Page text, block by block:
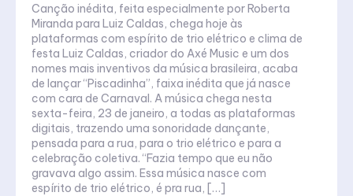
Canção inédita, feita especialmente por Roberta
Miranda para Luiz Caldas, chega hoje às
plataformas com espírito de trio elétrico e clima de
festa Luiz Caldas, criador do Axé Music e um dos
nomes mais inventivos da música brasileira, acaba
de lançar “Piscadinha”, faixa inédita que já nasce
com cara de Carnaval. A música chega nesta
sexta-feira, 23 de janeiro, a todas as plataformas
digitais, trazendo uma sonoridade dançante,
pensada para a rua, para o trio elétrico e para a
celebração coletiva. “Fazia tempo que eu não
gravava algo assim. Essa música nasce com
espírito de trio elétrico, é pra rua, […]